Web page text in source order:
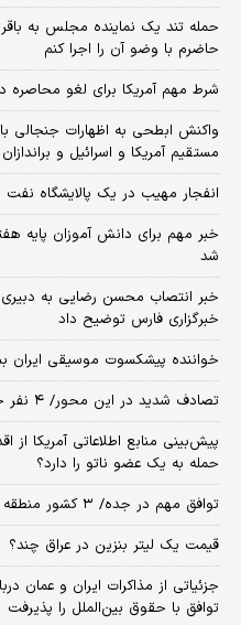
حمله تند یک نماینده مجلس به
حاضرم با وضو آن را اجرا کنم
شرط مهم آمریکا برای لغو محاصره
واکنش ابطحی به اظهارات جنجالی
مستقیم آمریکا و اسرائیل و
انفجار مهیب در یک پالایشگاه نفت
خبر مهم برای دانش آموزان پایه
شد
خبر انتصاب محسن رضایی به
خبرگزاری فارس توضیح داد
خواننده پیشکسوت موسیقی ایران
تصادف شدید در این محور/ ۴ نفر جان باختند
پیش‌بینی منابع اطلاعاتی آمریکا
حمله به یک عضو ناتو را دارد؟
توافق مهم در جده/ ۳ کشور منطقه توافقنامه نظامی امضا می‌کنند
قیمت یک لیتر بنزین در عراق چند؟
جزئیاتی از مذاکرات ایران و عمان
توافق با حقوق بین‌الملل را پذیرفت